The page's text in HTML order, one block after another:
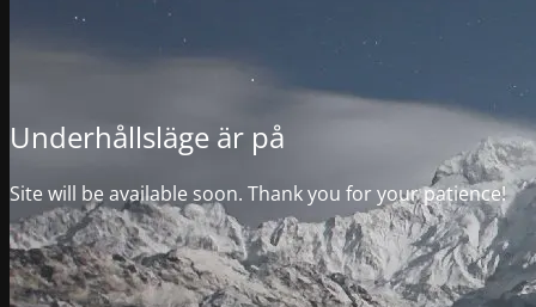
Underhållsläge är på
Site will be available soon. Thank you for your patience!